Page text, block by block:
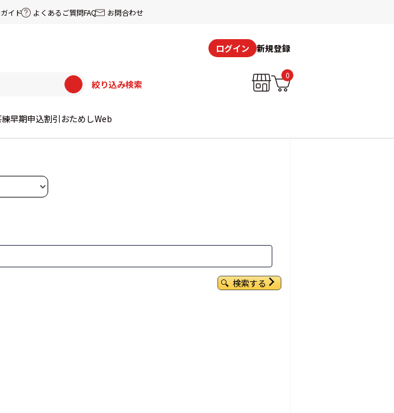
イド よくあるご質問FAQ お問合わせ
ログイン 新規登録
絞り込み検索
0
早期申込割引 おためしWeb
検索する